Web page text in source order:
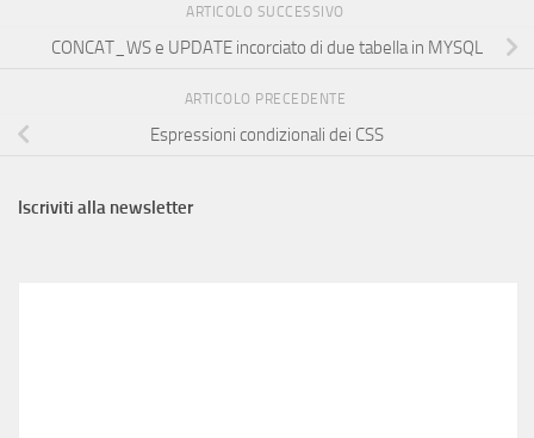
ARTICOLO SUCCESSIVO
CONCAT_WS e UPDATE incorciato di due tabella in MYSQL
ARTICOLO PRECEDENTE
Espressioni condizionali dei CSS
Iscriviti alla newsletter